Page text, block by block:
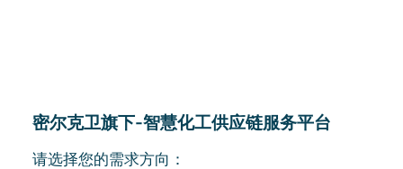
密尔克卫旗下-智慧化工供应链服务平台
请选择您的需求方向：